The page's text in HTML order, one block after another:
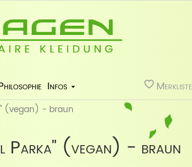
Infos Merkliste
(vegan) - braun
Parka" (vegan) - braun